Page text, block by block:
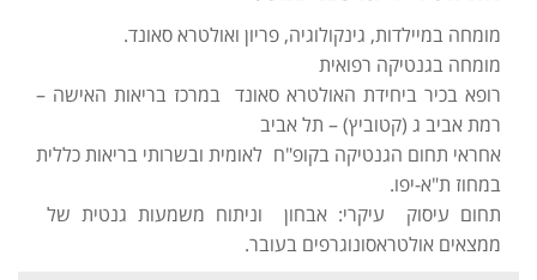
מומחה במיילדות, גינקולוגיה, פריון ואולטרא סאונד.
מומחה בגנטיקה רפואית
רופא בכיר ביחידת האולטרא סאונד במרכז בריאות האישה –
רמת אביב ג (קטוביץ) – תל אביב
אחראי תחום הגנטיקה בקופ"ח לאומית ובשרותי בריאות כללית
במחוז ת"א-יפו.
תחום עיסוק עיקרי: אבחון וניתוח משמעות גנטית של
ממצאים אולטראסונוגרפים בעובר.